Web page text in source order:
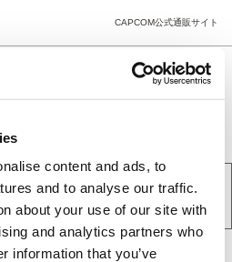
content and ads, to
and to analyse our traffic.
about your use of our site with
and analytics partners who
information that you’ve
CAPCOM公式通販サイト
りません。
買い物を続ける」 をクリックしてく